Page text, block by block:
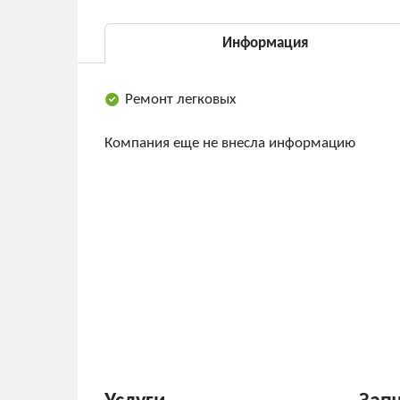
Информация
Ремонт легковых
Компания еще не внесла информацию